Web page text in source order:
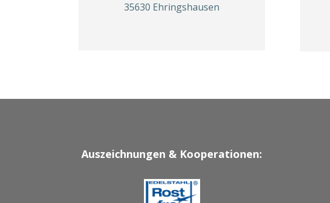
35630 Ehringshausen
Auszeichnungen & Kooperationen: